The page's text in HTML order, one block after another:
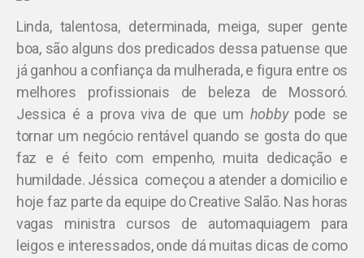
Linda, talentosa, determinada, meiga, super gente
boa, são alguns dos predicados dessa patuense que
já ganhou a confiança da mulherada, e figura entre os
melhores profissionais de beleza de Mossoró.
Jessica é a prova viva de que um hobbypode se
tornar um negócio rentável quando se gosta do que
faz e é feito com empenho, muita dedicação e
humildade. Jéssica começou a atender a domicilio e
hoje faz parte da equipe do Creative Salão. Nas horas
vagas ministra cursos de automaquiagem para
leigos e interessados, onde dá muitas dicas de como